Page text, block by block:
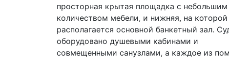
просторная крытая площадка с небольшим
количеством мебели, и нижняя, на которой
располагается основной банкетный зал.
оборудовано душевыми кабинами и
совмещенными санузлами, а каждое из